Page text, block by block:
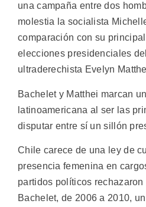
una campaña entre dos
molestia la socialista
comparación con su
elecciones presidenciales
ultraderechista Evelyn
Bachelet y Matthei marcan
latinoamericana al ser las
disputar entre sí un sillón
Chile carece de una ley de
presencia femenina en
partidos políticos
Bachelet, de 2006 a 2010,